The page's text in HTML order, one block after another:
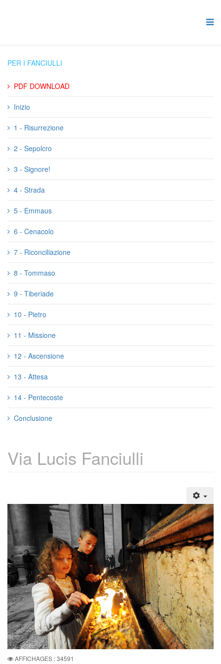
PER I FANCIULLI
PDF DOWNLOAD
Inizio
1 - Risurrezione
2 - Sepolcro
3 - Signore!
4 - Strada
5 - Emmaus
6 - Cenacolo
7 - Riconciliazione
8 - Tommaso
9 - Tiberiade
10 - Pietro
11 - Missione
12 - Ascensione
13 - Attesa
14 - Pentecoste
Conclusione
Via Lucis Fanciulli
AFFICHAGES : 34591